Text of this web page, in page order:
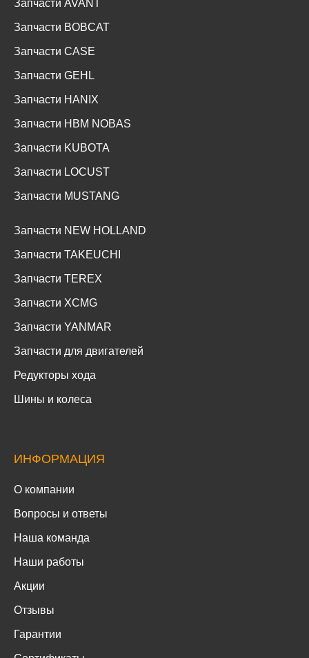
Запчасти AVANT
Запчасти BOBCAT
Запчасти CASE
Запчасти GEHL
Запчасти HANIX
Запчасти HBM NOBAS
Запчасти KUBOTA
Запчасти LOCUST
Запчасти MUSTANG
Запчасти NEW HOLLAND
Запчасти TAKEUCHI
Запчасти TEREX
Запчасти XCMG
Запчасти YANMAR
Запчасти для двигателей
Редукторы хода
Шины и колеса
ИНФОРМАЦИЯ
О компании
Вопросы и ответы
Наша команда
Наши работы
Акции
Отзывы
Гарантии